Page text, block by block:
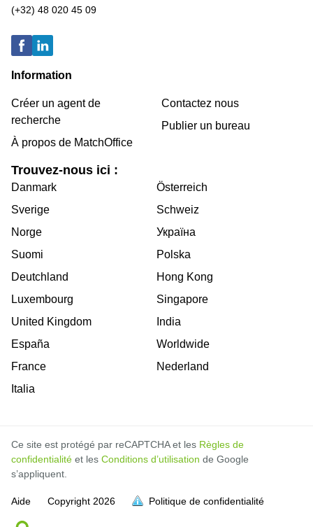
soit pleine.
soit pleine.
soit pleine.
soit pleine.
soit pleine.
soit pleine.
soit pleine.
soit pleine.
soit pleine.
soit pleine.
(+32) 48 020 45 09
Information
Créer un agent de
recherche
À propos de MatchOffice
Contactez nous
Publier un bureau
Trouvez-nous ici :
Danmark
Sverige
Norge
Suomi
Deutchland
Luxembourg
United Kingdom
España
France
Italia
Österreich
Schweiz
Україна
Polska
Hong Kong
Singapore
India
Worldwide
Nederland
Ce site est protégé par reCAPTCHA et les Règles de
confidentialité et les Conditions d’utilisation de Google
s’appliquent.
Aide Copyright 2026 Politique de confidentialité